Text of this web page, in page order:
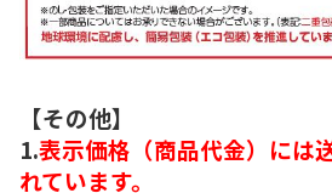
【その他】
1.表示価格（商品代金）には
れています。